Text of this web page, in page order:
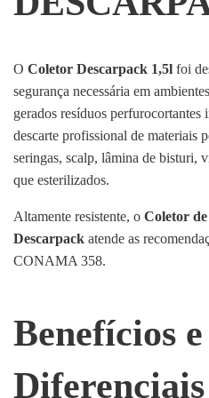
O Coletor Descarpack 1,5l foi
segurança necessária em
gerados resíduos perfurocortantes
descarte profissional de materiais
seringas, scalp, lâmina de bisturi,
que esterilizados.
Altamente resistente, o Coletor
Descarpack atende as
CONAMA 358.
Benefícios e